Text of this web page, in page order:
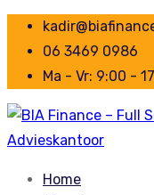
06 3469 0986
Ma - Vr: 9:00 -
Home